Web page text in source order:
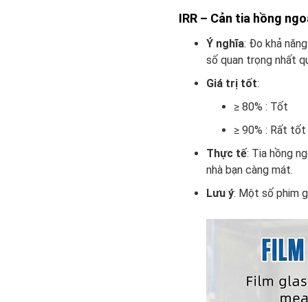
IRR – Cản tia hồng
Ý nghĩa: Đo khả
số quan trọng nhất
Giá trị tốt:
≥ 80% : Tốt
≥ 90% : Rất
Thực tế: Tia hồng
nhà bạn càng mát.
Lưu ý: Một số phim